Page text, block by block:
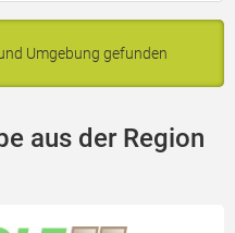
Umgebung gefunden
aus der Region